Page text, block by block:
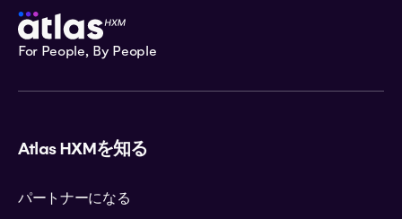
For People, By People
Atlas HXMを知る
パートナーになる